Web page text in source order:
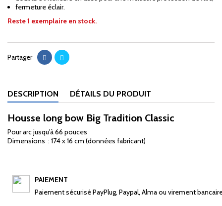
fermeture éclair.
Reste 1 exemplaire en stock.
Partager
DESCRIPTION DÉTAILS DU PRODUIT
Housse long bow Big Tradition Classic
Pour arc jusqu'à 66 pouces
Dimensions : 174 x 16 cm (données fabricant)
PAIEMENT
Paiement sécurisé PayPlug, Paypal, Alma ou virement